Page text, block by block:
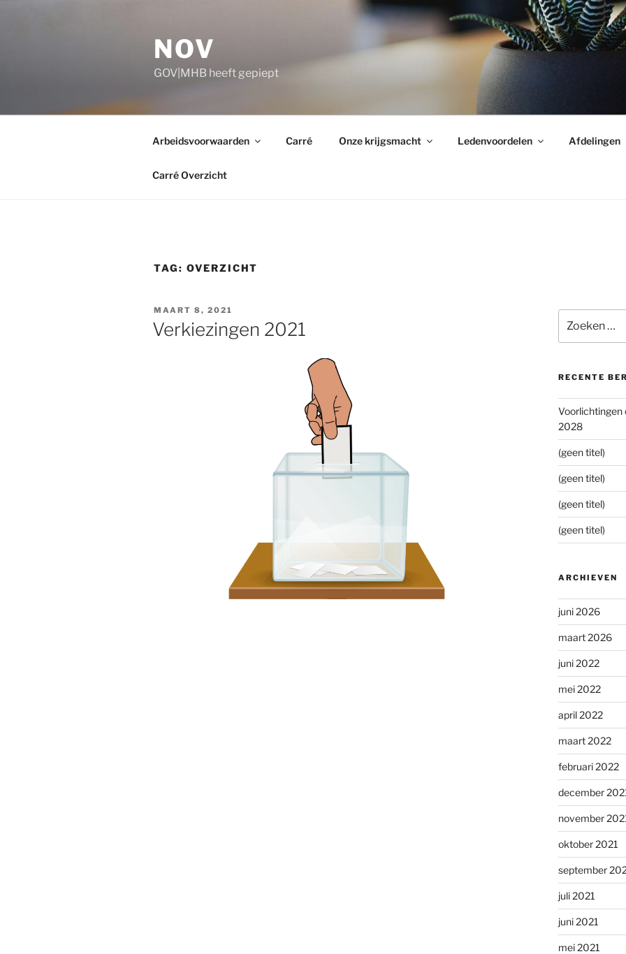
NOV
GOV|MHB heeft gepiept
Arbeidsvoorwaarden Carré Onze krijgsmacht Ledenvoordelen Afdelingen
Carré Overzicht
TAG: OVERZICHT
GEPLAATST
OP
MAART 8, 2021
Verkiezingen 2021
naar:
RECENTE
Voorlichtingen
2028
(geen titel)
(geen titel)
(geen titel)
(geen titel)
ARCHIEVEN
juni 2026
maart 2026
juni 2022
mei 2022
april 2022
maart 2022
februari 2022
december
november
oktober 2021
september
juli 2021
juni 2021
mei 2021